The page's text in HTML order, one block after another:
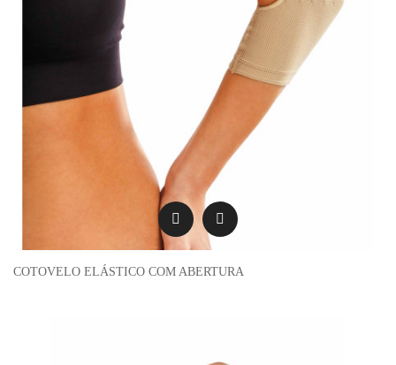
COTOVELO ELÁSTICO COM ABERTURA